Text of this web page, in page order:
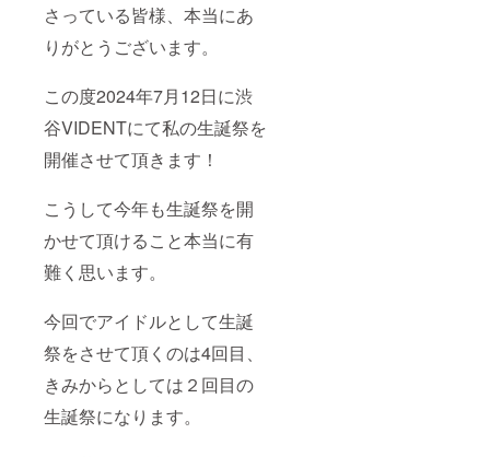
さっている皆様、本当にあ
りがとうございます。
この度2024年7月12日に渋
谷VIDENTにて私の生誕祭を
開催させて頂きます！
こうして今年も生誕祭を開
かせて頂けること本当に有
難く思います。
今回でアイドルとして生誕
祭をさせて頂くのは4回目、
きみからとしては２回目の
生誕祭になります。